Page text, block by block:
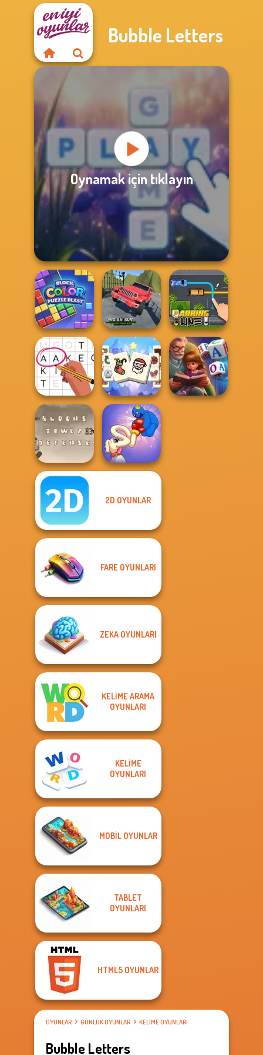
Bubble Letters
Oynamak için tıklayın
Block Color
Puzzle Blast
Indian SUV
Offroad
Simulator
Parking Line
Letters Match
Mahjong
Christmas
Holiday
Bloons Tower
Defense
Long Dog - Long
2D OYUNLAR
FARE OYUNLARI
ZEKA OYUNLARI
KELIME ARAMA
OYUNLARI
KELIME
OYUNLARI
MOBIL OYUNLAR
TABLET
OYUNLARI
HTML5 OYUNLAR
OYUNLAR GÜNLÜK OYUNLAR KELIME OYUNLARI
Bubble Letters